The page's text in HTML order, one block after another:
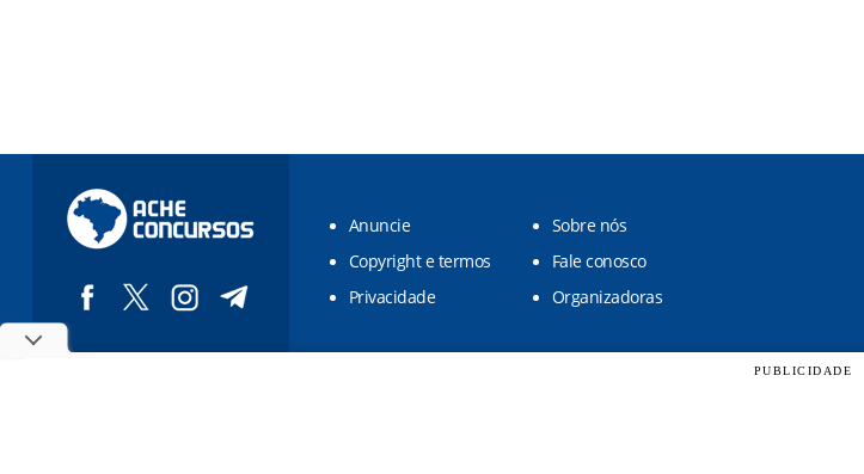
Anuncie
Sobre nós
Copyright e termos
Fale conosco
Privacidade
Organizadoras
PUBLICIDADE